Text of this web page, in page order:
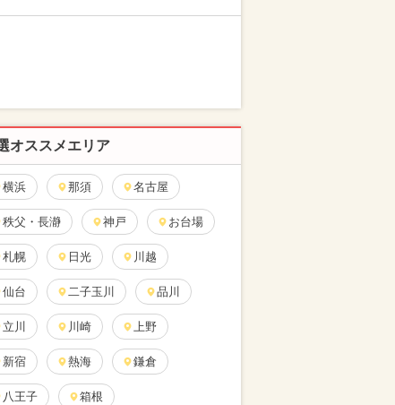
オススメエリア
横浜 那須 名古屋
秩父・長瀞 神戸 お台場
札幌 日光 川越
仙台 二子玉川 品川
立川 川崎 上野
新宿 熱海 鎌倉
八王子 箱根